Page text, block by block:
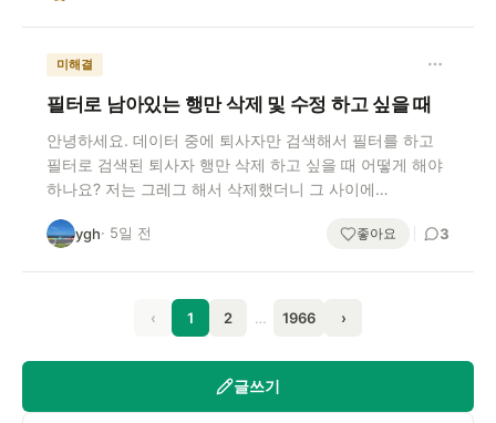
미해결
필터로 남아있는 행만 삭제 및 수정 하고 싶을 때
안녕하세요. 데이터 중에 퇴사자만 검색해서 필터를 하고
필터로 검색된 퇴사자 행만 삭제 하고 싶을 때 어떻게 해야
하나요? 저는 그레그 해서 삭제했더니 그 사이에…
y ygh· 5일 전 좋아요 3
‹ 1 2 … 1966 ›
글쓰기